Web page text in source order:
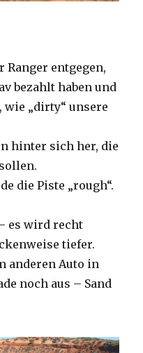
Ranger entgegen,
bezahlt haben und
„dirty“ unsere
hinter sich her, die
die Piste „rough“.
es wird recht
tiefer.
anderen Auto in
noch aus – Sand